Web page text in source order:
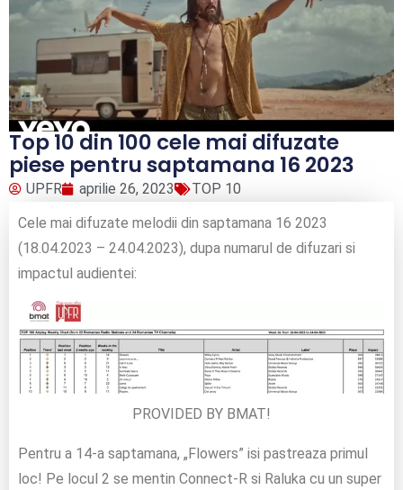
Top 10 din 100 cele mai difuzate
piese pentru saptamana 16 2023
UPFR aprilie 26, 2023
TOP 10
Cele mai difuzate melodii din saptamana 16 2023
(18.04.2023 – 24.04.2023), dupa numarul de difuzari si
impactul audientei:
PROVIDED BY BMAT!
Pentru a 14-a saptamana, „Flowers” isi pastreaza primul
loc! Pe locul 2 se mentin Connect-R si Raluka cu un super